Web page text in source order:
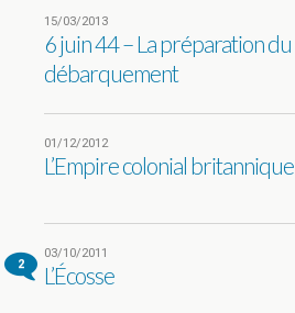
15/03/2013
6 juin 44 – La préparation du
débarquement
01/12/2012
L’Empire colonial britannique
2
03/10/2011
L’Écosse